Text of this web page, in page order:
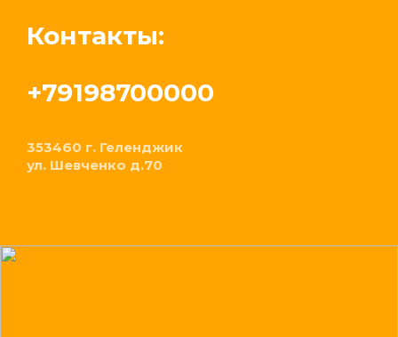
Контакты:
+79198700000
353460 г. Геленджик
ул. Шевченко д.70